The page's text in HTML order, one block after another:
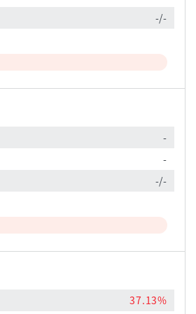
-/-
-
-
-/-
37.13%